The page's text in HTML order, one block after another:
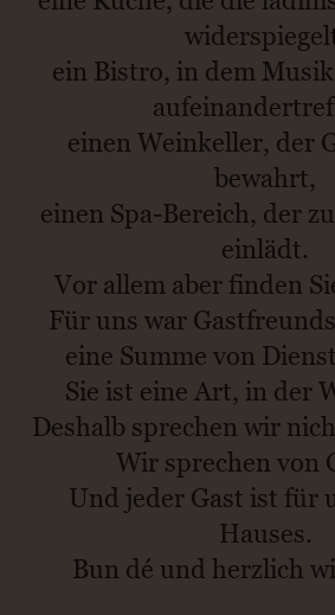
ein Bistro, in dem
einen Weinkeller, der
bewahrt,
einen Spa-Bereich, der
einlädt.
Vor allem aber finden
Für uns war
eine Summe von
Sie ist eine Art, in der
Deshalb sprechen wir
Wir sprechen von
Und jeder Gast ist für
Hauses.
Bun dé und herzlich